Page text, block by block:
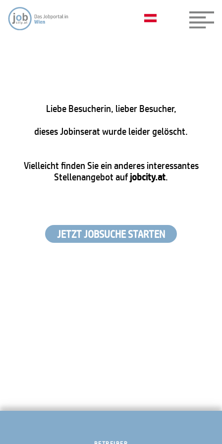
Liebe Besucherin, lieber Besucher,
dieses Jobinserat wurde leider gelöscht.
Vielleicht finden Sie ein anderes interessantes
Stellenangebot aufjobcity.at.
JETZT JOBSUCHE STARTEN